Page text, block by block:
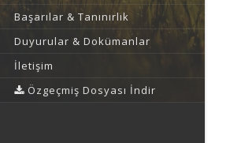
Başarılar & Tanınırlık
Duyurular & Dokümanlar
İletişim
Özgeçmiş Dosyası İndir